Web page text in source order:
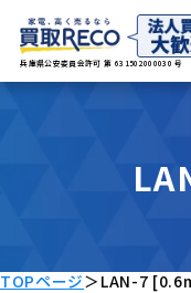
兵庫県公安委員会許可 第 631502000030 号
TOPページ＞ LAN-7